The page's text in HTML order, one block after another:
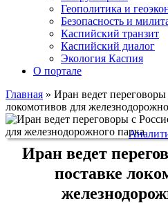
Геополитика и
Безопасность и
Каспийский транзит
Каспийский диалог
Экология Каспия
О портале
Главная » Иран ведет
локомотивов для
Иран ведет
поставке